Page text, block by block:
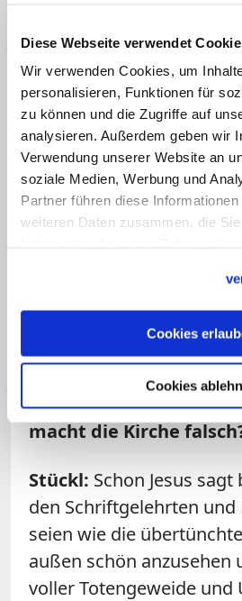
Diese Webseite verwendet
Wir verwenden Cookies, um
personalisieren, Funktionen für
zu können und die Zugriffe auf
analysieren. Außerdem geben wir
Verwendung unserer Website an
soziale Medien, Werbung und
Partner führen diese
weiteren Daten zusammen, die
Cookies
Cookies
Weizenkorn nicht in die
es keine Frucht", tue ich
Weizenkorn bringt
wenn ich etwa auf den
Ukraine schaue.
mir: Warum das alles?
die Geschichte nicht
Frage: Dabei lassen sich
Oberammergau nach
Menschen für das
für die Botschaft Jesu
macht die Kirche
Stückl: Schon Jesus
den Schriftgelehrten und
seien wie die
außen schön anzusehen
voller Totengeweide und